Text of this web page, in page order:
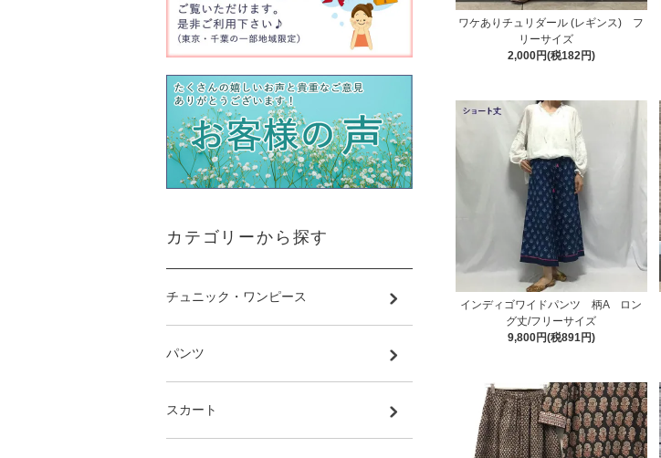
ワケありチュリダール (レギンス) フ
リーサイズ
2,000円(税182円)
インディゴワイドパンツ 柄A ロン
グ丈/フリーサイズ
9,800円(税891円)
カテゴリーから探す
チュニック・ワンピース
パンツ
スカート